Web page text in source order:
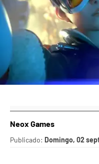
Neox Games
Publicado: Domingo, 02